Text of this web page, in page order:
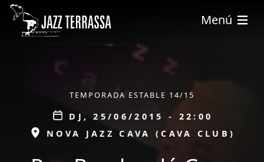
Vés al contingut
Menú
TEMPORADA ESTABLE 14/15
Data
DJ, 25/06/2015 - 22:00
ESPAI
NOVA JAZZ CAVA (CAVA CLUB)